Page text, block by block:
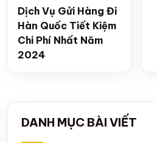
Dịch Vụ Gửi Hàng Đi
Hàn Quốc Tiết Kiệm
Chi Phí Nhất Năm
2024
DANH MỤC BÀI VIẾT